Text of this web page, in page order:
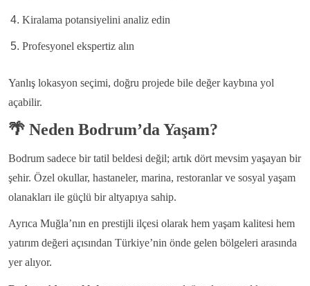
Kiralama potansiyelini analiz edin
Profesyonel ekspertiz alın
Yanlış lokasyon seçimi, doğru projede bile değer kaybına yol
açabilir.
🌴 Neden Bodrum’da Yaşam?
Bodrum sadece bir tatil beldesi değil; artık dört mevsim yaşayan bir
şehir. Özel okullar, hastaneler, marina, restoranlar ve sosyal yaşam
olanakları ile güçlü bir altyapıya sahip.
Ayrıca Muğla’nın en prestijli ilçesi olarak hem yaşam kalitesi hem
yatırım değeri açısından Türkiye’nin önde gelen bölgeleri arasında
yer alıyor.